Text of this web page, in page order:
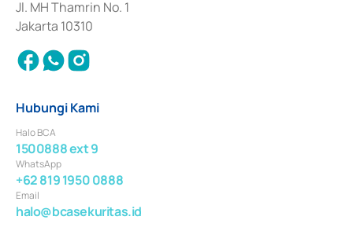
Jl. MH Thamrin No. 1
Jakarta 10310
Hubungi Kami
Halo BCA
1500888 ext 9
WhatsApp
+62 819 1950 0888
Email
halo@bcasekuritas.id